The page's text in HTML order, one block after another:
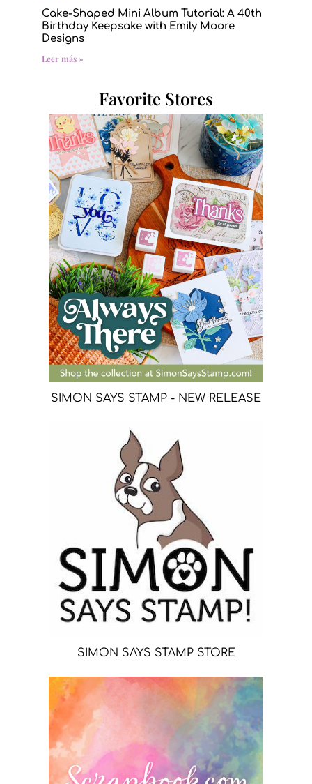
Cake-Shaped Mini Album Tutorial: A 40th
Birthday Keepsake with Emily Moore
Designs
Leer más »
Favorite Stores
SIMON SAYS STAMP - NEW RELEASE
SIMON SAYS STAMP STORE